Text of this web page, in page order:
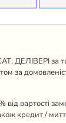
ДЕЛІВЕРІ за
за
від вартості
кредит /